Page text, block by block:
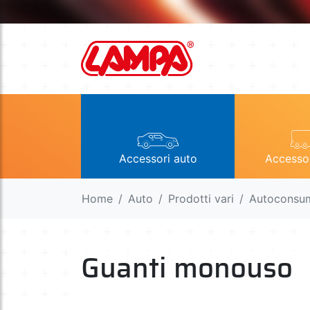
Accessori auto
Home Auto Prodotti vari
Guanti monouso